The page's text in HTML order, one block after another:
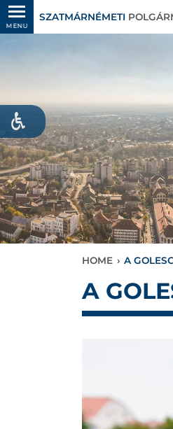
MENU
SZATMÁRNÉMETI
HOME › A
A